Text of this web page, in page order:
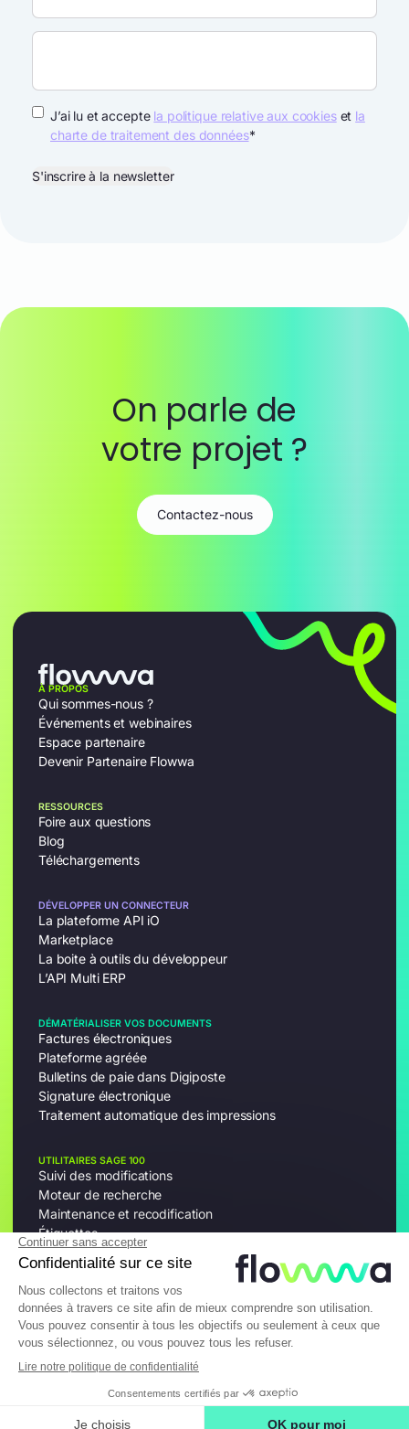
RGPD*
J’ai lu et accepte la politique relative aux cookieset la
charte de traitement des données*
S'inscrire à la newsletter
On parle de
votre projet ?
Contactez-nous
À PROPOS
Qui sommes-nous ?
Événements et webinaires
Espace partenaire
Devenir Partenaire Flowwa
RESSOURCES
Foire aux questions
Blog
Téléchargements
DÉVELOPPER UN CONNECTEUR
La plateforme API iO
Marketplace
La boite à outils du développeur
L’API Multi ERP
DÉMATÉRIALISER VOS DOCUMENTS
Factures électroniques
Plateforme agréée
Bulletins de paie dans Digiposte
Signature électronique
Traitement automatique des impressions
UTILITAIRES SAGE 100
Suivi des modifications
Moteur de recherche
Maintenance et recodification
Étiquettes
© 2026 Flowwa - Tous droits réservés.
Mentions légales
Politique de confidentialité
Charte du traitement des données Clients et Prospects